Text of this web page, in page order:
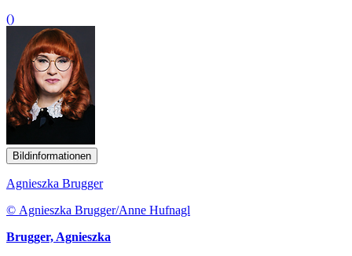
()
Bildinformationen
Agnieszka Brugger
© Agnieszka Brugger/Anne Hufnagl
Brugger, Agnieszka